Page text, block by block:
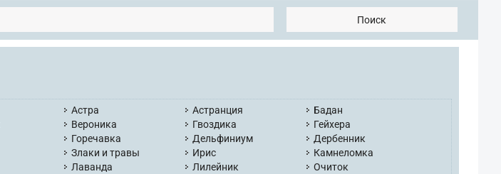
Поиск
Астра Астранция
Бадан
Вероника Гвоздика
Гейхера
Горечавка Дельфиниум
Дербенник
Злаки и травы Ирис
Камнеломка
Лаванда Лилейник
Очиток